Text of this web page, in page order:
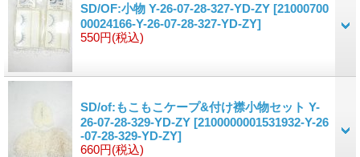
SD/OF:小物 Y-26-07-28-327-YD-ZY [21000700
00024166-Y-26-07-28-327-YD-ZY]
550円(税込)
SD/of:もこもこケープ&付け襟小物セット Y-
26-07-28-329-YD-ZY [2100000001531932-Y-26
-07-28-329-YD-ZY]
660円(税込)